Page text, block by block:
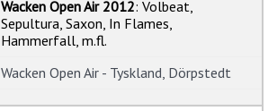
Wacken Open Air 2012: Volbeat,
Sepultura, Saxon, In Flames,
Hammerfall, m.fl.
Wacken Open Air - Tyskland, Dörpstedt